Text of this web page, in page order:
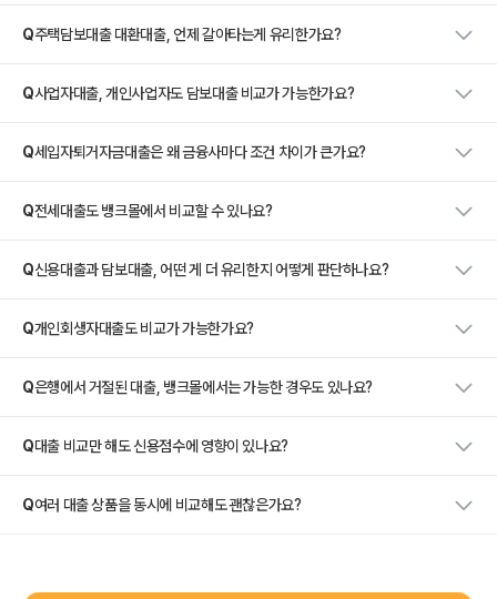
Q주택담보대출 대환대출, 언제 갈아타는게 유리한가요?
Q사업자대출, 개인사업자도 담보대출 비교가 가능한가요?
Q세입자퇴거자금대출은 왜 금융사마다 조건 차이가 큰가요?
Q전세대출도 뱅크몰에서 비교할 수 있나요?
Q신용대출과 담보대출, 어떤 게 더 유리한지 어떻게 판단하나요?
Q개인회생자대출도 비교가 가능한가요?
Q은행에서 거절된 대출, 뱅크몰에서는 가능한 경우도 있나요?
Q대출 비교만 해도 신용점수에 영향이 있나요?
Q여러 대출 상품을 동시에 비교해도 괜찮은가요?